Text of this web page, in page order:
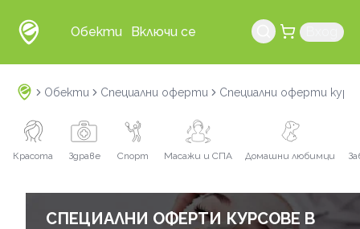
Обекти Включи се
Обекти Специални оферти Специални оферти
Красота Здраве Спорт Масажи и СПА Домашни любимци
СПЕЦИАЛНИ ОФЕРТИ КУРСОВЕ В